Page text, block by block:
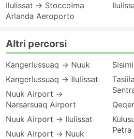
Ilulissat → Stoccolma
Arlanda Aeroporto
Altri percorsi
Kangerlussuaq → Nuuk
Kangerlussuaq → Ilulissat
Nuuk Airport →
Narsarsuaq Airport
Nuuk Airport → Ilulissat
Nuuk Airport → Nuuk